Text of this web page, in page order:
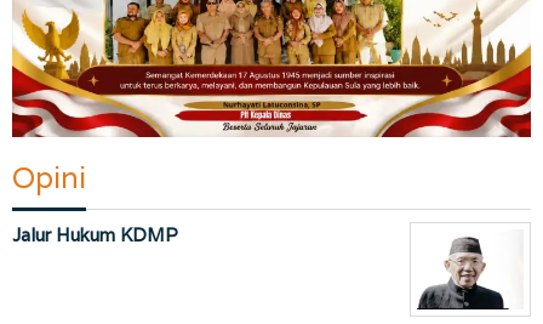
Opini
Jalur Hukum KDMP